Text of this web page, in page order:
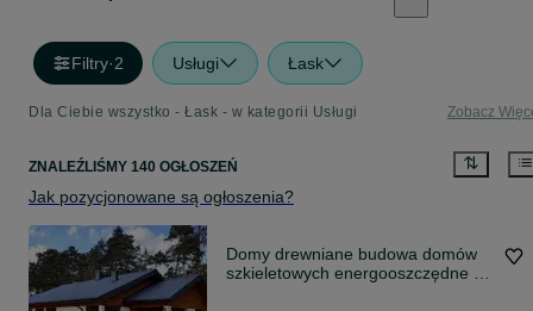
Filtry·2 Usługi Łask
Dla Ciebie wszystko - Łask - w kategorii Usługi Zobacz
ZNALEŹLIŚMY 140 OGŁOSZEŃ
Jak pozycjonowane są ogłoszenia?
Domy drewniane budowa domów
szkieletowych energooszczędne z